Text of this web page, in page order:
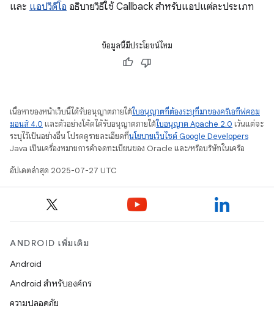
และ แอปวิดีโอ อธิบายวิธีใช้ Callback สำหรับแอปแต่ละประเภท
ข้อมูลนี้มีประโยชน์ไหม
เนื้อหาของหน้าเว็บนี้ได้รับอนุญาตภายใต้ใบอนุญาตที่ต้องระบุที่มาของครีเอทีฟคอม
มอนส์ 4.0 และตัวอย่างโค้ดได้รับอนุญาตภายใต้ใบอนุญาต Apache 2.0 เว้นแต่จะ
ระบุไว้เป็นอย่างอื่น โปรดดูรายละเอียดที่นโยบายเว็บไซต์ Google Developers
Java เป็นเครื่องหมายการค้าจดทะเบียนของ Oracle และ/หรือบริษัทในเครือ
อัปเดตล่าสุด 2025-07-27 UTC
ANDROID เพิ่มเติม
Android
Android สำหรับองค์กร
ความปลอดภัย